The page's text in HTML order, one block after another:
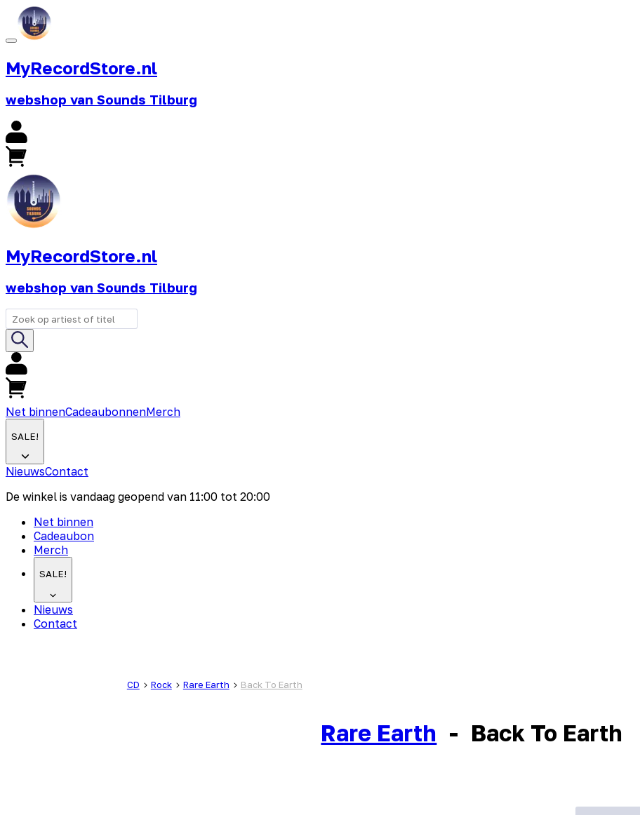
MyRecordStore.nl
webshop van Sounds Tilburg
MyRecordStore.nl
webshop van Sounds Tilburg
Net binnenCadeaubonnenMerch
SALE!
NieuwsContact
De winkel is vandaag geopend van 11:00 tot 20:00
Net binnen
Cadeaubon
Merch
SALE!
Nieuws
Contact
CD Rock Rare Earth Back To Earth
Rare Earth - Back To Earth